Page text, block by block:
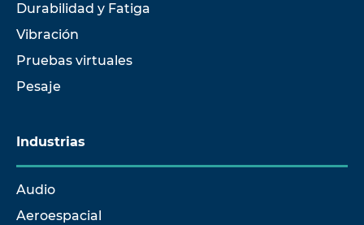
Durabilidad y Fatiga
Vibración
Pruebas virtuales
Pesaje
Industrias
Audio
Aeroespacial